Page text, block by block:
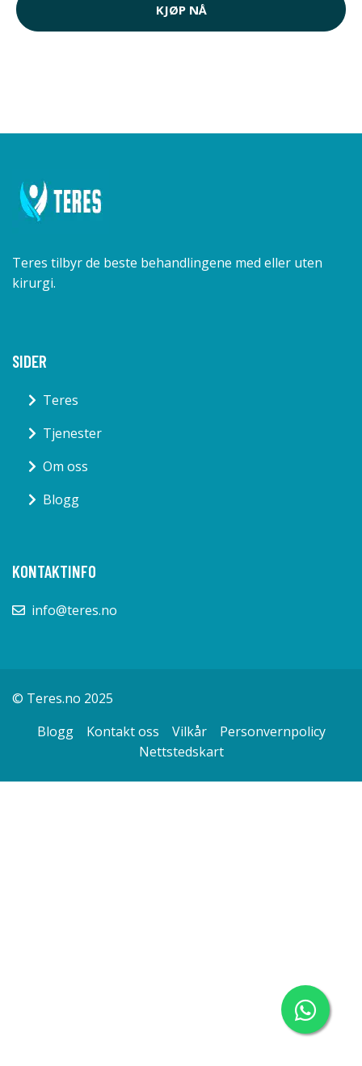
KJØP NÅ
Teres tilbyr de beste behandlingene med eller uten
kirurgi.
SIDER
Teres
Tjenester
Om oss
Blogg
KONTAKTINFO
info@teres.no
© Teres.no 2025
Blogg
Kontakt oss Vilkår
Personvernpolicy
Nettstedskart